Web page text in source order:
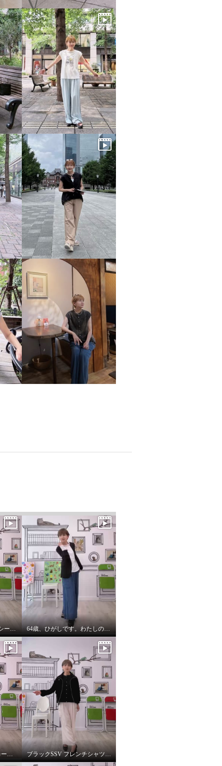
インナーにしたらオールシーズンいけます。インナーパーカー❤️ 64歳、ひがしです。わたしの時代は、やっぱりジャケットにパーカーを出す‼️
4カラーご紹介動画パーカー付きのインナーは、凄い使えます。 ブラックSSV フレンチシャツにブラックブルゾン so cool!